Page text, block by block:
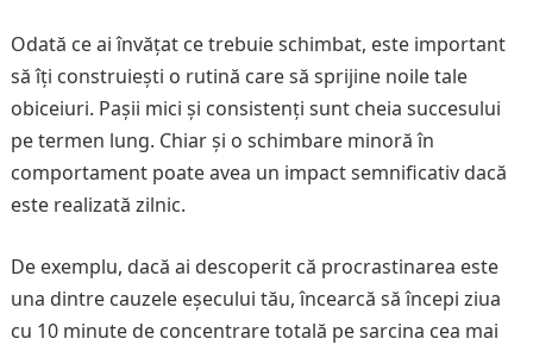
Odată ce ai învățat ce trebuie schimbat, este important
să îți construiești o rutină care să sprijine noile tale
obiceiuri. Pașii mici și consistenți sunt cheia succesului
pe termen lung. Chiar și o schimbare minoră în
comportament poate avea un impact semnificativ dacă
este realizată zilnic.
De exemplu, dacă ai descoperit că procrastinarea este
una dintre cauzele eșecului tău, încearcă să începi ziua
cu 10 minute de concentrare totală pe sarcina cea mai